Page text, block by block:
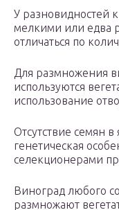
У разновидностей
мелкими или едва
отличаться по
Для размножения
используются
использование
Отсутствие семян в
генетическая
селекционерами
Виноград любого
размножают